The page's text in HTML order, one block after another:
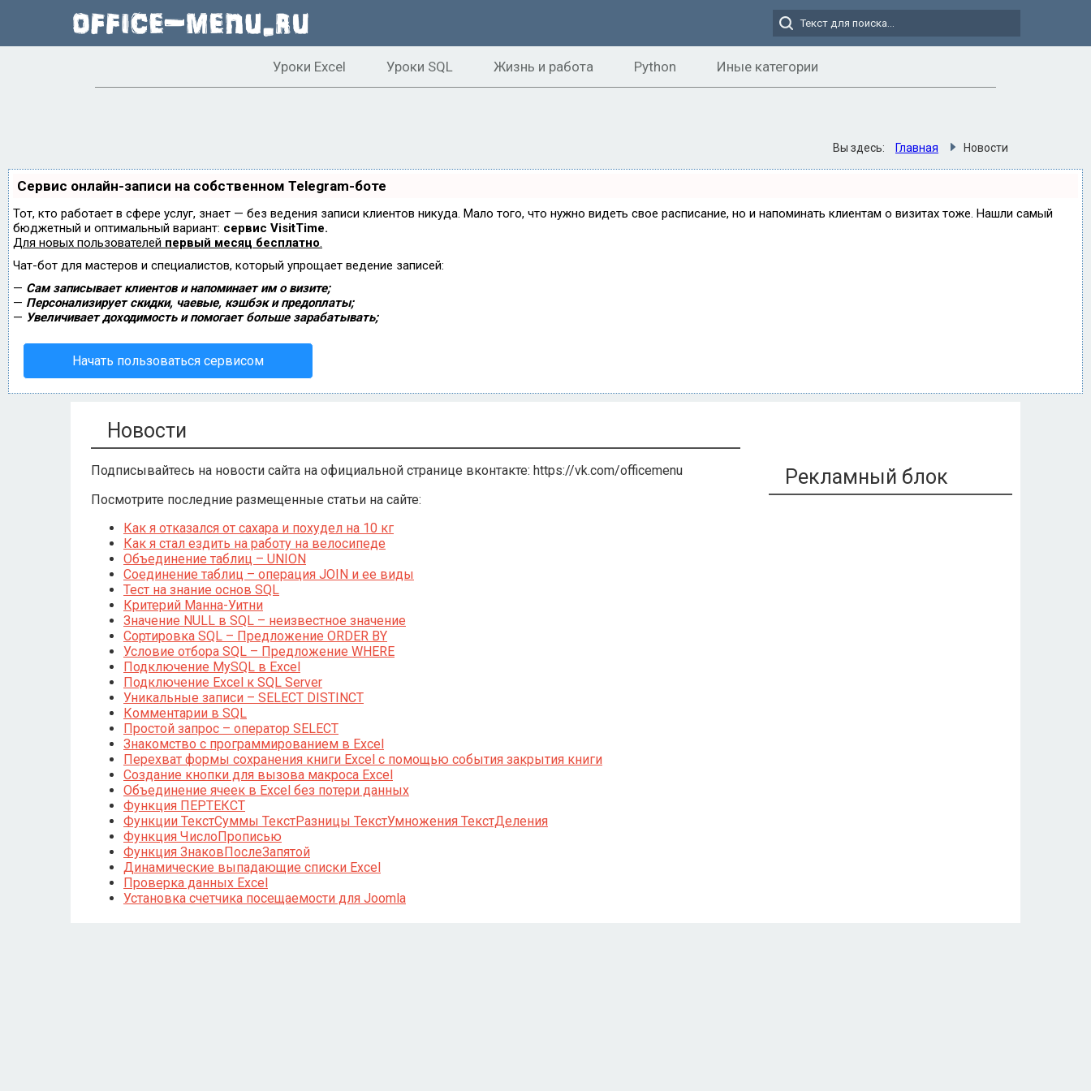
Уроки Excel Уроки SQL Жизнь и работа Python Иные категории
Вы здесь: Главная Новости
Сервис онлайн-записи на собственном Telegram-боте
Тот, кто работает в сфере услуг, знает — без ведения записи клиентов никуда. Мало того, что нужно видеть свое расписание, но и напоминать клиентам о визитах тоже. Нашли самый
бюджетный и оптимальный вариант: сервис VisitTime.
Для новых пользователей первый месяц бесплатно.
Чат-бот для мастеров и специалистов, который упрощает ведение записей:
— Сам записывает клиентов и напоминает им о визите;
— Персонализирует скидки, чаевые, кэшбэк и предоплаты;
— Увеличивает доходимость и помогает больше зарабатывать;
Начать пользоваться сервисом
Новости
Подписывайтесь на новости сайта на официальной странице вконтакте: https://vk.com/officemenu
Посмотрите последние размещенные статьи на сайте:
Как я отказался от сахара и похудел на 10 кг
Как я стал ездить на работу на велосипеде
Объединение таблиц – UNION
Соединение таблиц – операция JOIN и ее виды
Тест на знание основ SQL
Критерий Манна-Уитни
Значение NULL в SQL – неизвестное значение
Сортировка SQL – Предложение ORDER BY
Условие отбора SQL – Предложение WHERE
Подключение MySQL в Excel
Подключение Excel к SQL Server
Уникальные записи – SELECT DISTINCT
Комментарии в SQL
Простой запрос – оператор SELECT
Знакомство с программированием в Excel
Перехват формы сохранения книги Excel с помощью события закрытия книги
Создание кнопки для вызова макроса Excel
Объединение ячеек в Excel без потери данных
Функция ПЕРТЕКСТ
Функции ТекстСуммы ТекстРазницы ТекстУмножения ТекстДеления
Функция ЧислоПрописью
Функция ЗнаковПослеЗапятой
Динамические выпадающие списки Excel
Проверка данных Excel
Установка счетчика посещаемости для Joomla
Рекламный блок